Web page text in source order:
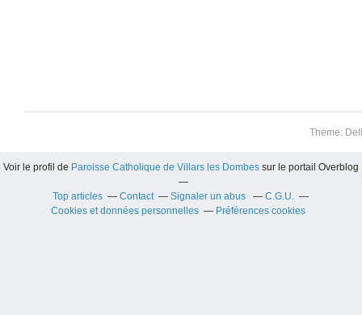
Theme:
Voir le profil de Paroisse Catholique de Villars les Dombes sur le portail Overblog
Top articles Contact Signaler un abus
C.G.U.
Cookies et données personnelles
Préférences cookies